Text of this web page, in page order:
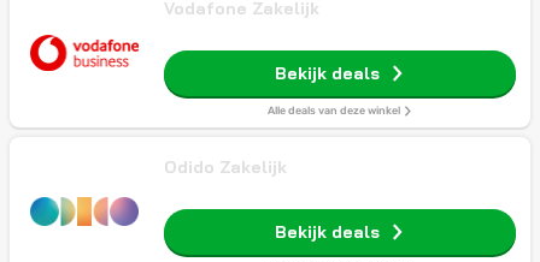
Vodafone Zakelijk
Bekijk deals
Alle deals van deze winkel
Odido Zakelijk
Bekijk deals